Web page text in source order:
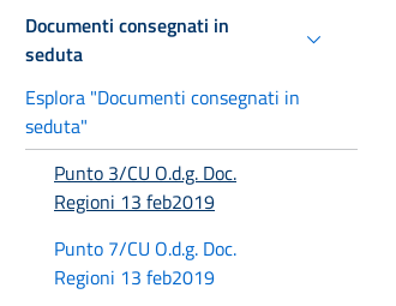
Documenti consegnati in
seduta
Esplora "Documenti consegnati in
seduta"
Punto 3/CU O.d.g. Doc.
Regioni 13 feb2019
Punto 7/CU O.d.g. Doc.
Regioni 13 feb2019